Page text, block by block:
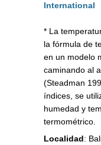
International
* La
la fórmula de
en un modelo
caminando al
(Steadman
índices, se
humedad y
termométrico.
Localidad: